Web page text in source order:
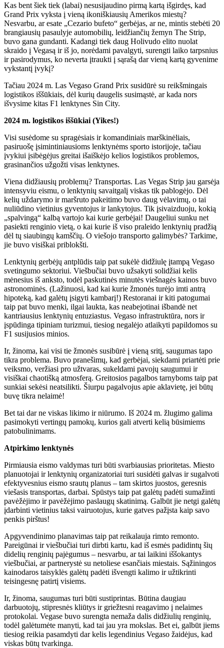
Kas bent šiek tiek (labai) nesusijaudino pirmą kartą išgirdęs, kad
Grand Prix vyksta į vieną ikoniškiausių Amerikos miestų?
Nesvarbu, ar esate „Cezario bufeto“ gerbėjas, ar ne, mintis stebėti 20
brangiausių pasaulyje automobilių, leidžiančių žemyn The Strip,
buvo gana gundanti. Kadangi tiek daug Holivudo elito nuolat
skraido į Vegasą ir iš jo, norėdami pavalgyti, surengti laiko tarpsnius
ir pasirodymus, ko neverta įtraukti į sąrašą dar vieną kartą gyvenime
vykstantį įvykį?
Tačiau 2024 m. Las Vegaso Grand Prix susidūrė su reikšmingais
logistikos iššūkiais, dėl kurių daugelis susimąstė, ar kada nors
išvysime kitas F1 lenktynes ​​Sin City.
2024 m. logistikos iššūkiai (Yikes!)
Visi susėdome su spragėsiais ir komandiniais marškinėliais,
pasiruošę įsimintiniausioms lenktynėms sporto istorijoje, tačiau
įvykiui įsibėgėjus greitai išaiškėjo kelios logistikos problemos,
grasinančios užgožti visas lenktynes.
Viena didžiausių problemų? Transportas. Las Vegas Strip jau garsėja
intensyviu eismu, o lenktynių savaitgalį viskas tik pablogėjo. Dėl
kelių uždarymo ir maršruto pakeitimo buvo daug vėlavimų, o tai
nuliūdino vietinius gyventojus ir lankytojus. Tik įsivaizduoju, kokią
„spalvingą“ kalbą vartojo kai kurie gerbėjai! Daugeliui sunku net
pasiekti renginio vietą, o kai kurie iš viso praleido lenktynių pradžią
dėl tų siaubingų kamščių. O viešojo transporto galimybės? Tarkime,
jie buvo visiškai priblokšti.
Lenktynių gerbėjų antplūdis taip pat sukėlė didžiulę įtampą Vegaso
svetingumo sektoriui. Viešbučiai buvo užsakyti solidžiai kelis
mėnesius iš anksto, todėl paskutinės minutės viešnagės kainos buvo
astronominės. (Lažinuosi, kad kai kurie žmonės turėjo imti antrą
hipoteką, kad galėtų įsigyti kambarį!) Restoranai ir kiti patogumai
taip pat buvo menki, ilgai laukta, kas neabejotinai išbandė net
kantriausius lenktynių entuziastus. Vegaso infrastruktūra, nors ir
įspūdinga tipiniam turizmui, tiesiog negalėjo atlaikyti papildomos su
F1 susijusios minios.
Ir, žinoma, kai visi tie žmonės susibūrė į vieną sritį, saugumas tapo
tikra problema. Buvo pranešimų, kad gerbėjai, siekdami priartėti prie
veiksmo, veržiasi pro užtvaras, sukeldami pavojų saugumui ir
visiškai chaotišką atmosferą. Greitosios pagalbos tarnyboms taip pat
sunkiai sekėsi neatsilikti. Šiurpu pagalvojus apie aklavietę, jei būtų
buvę tikra nelaimė!
Bet tai dar ne viskas likimo ir niūrumo. Iš 2024 m. žlugimo galima
pasimokyti vertingų pamokų, kurios gali atverti kelią būsimiems
patobulinimams.
Atpirkimo lenktynės
Pirmiausia eismo valdymas turi būti svarbiausias prioritetas. Miesto
planuotojai ir lenktynių organizatoriai turi susidėti galvas ir sugalvoti
efektyvesnius eismo srautų planus – tam skirtos juostos, geresnis
viešasis transportas, darbai. Spūstys taip pat galėtų padėti sumažinti
pavėžėjimo ir pavėžėjimo paslaugų skatinimą. Galbūt jie netgi galėtų
įdarbinti vietinius taksi vairuotojus, kurie gatves pažįsta kaip savo
penkis pirštus!
Apgyvendinimo planavimas taip pat reikalauja rimto remonto.
Pareigūnai ir viešbučiai turi dirbti kartu, kad iš esmės padidintų šių
didelių renginių pajėgumus – nesvarbu, ar tai laikini iššokantys
viešbučiai, ar partnerystė su netoliese esančiais miestais. Sąžiningos
kainodaros taisyklės galėtų padėti išvengti kalimo ir užtikrinti
teisingesnę patirtį visiems.
Ir, žinoma, saugumas turi būti sustiprintas. Būtina daugiau
darbuotojų, stipresnės kliūtys ir griežtesni reagavimo į nelaimes
protokolai. Vegase buvo surengta nemaža dalis didžiulių renginių,
todėl galėtumėte manyti, kad tai jau yra mokslas. Bet ei, galbūt jiems
tiesiog reikia pasamdyti dar kelis legendinius Vegaso žaidėjus, kad
viskas būtų tvarkinga.